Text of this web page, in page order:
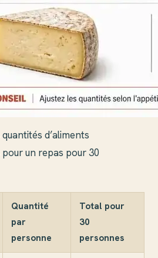
d’aliments
un repas pour 30
Quantité
par
personne
Total pour
30
personnes